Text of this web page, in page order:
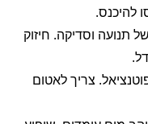
להיכנס.
תנועה וסדיקה. חיזוק
צריך לאטום